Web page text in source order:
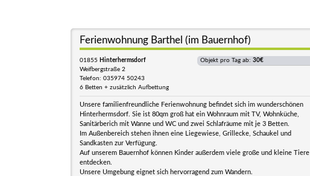
Ferienwohnung Barthel (im Bauernhof)
01855 Hinterhermsdorf
Weifbergstraße 2
Telefon: 035974 50243
6 Betten + zusätzlich Aufbettung
Objekt pro Tag ab: 30€
Unsere familienfreundliche Ferienwohnung befindet sich im wunderschönen
Hinterhermsdorf. Sie ist 80qm groß hat ein Wohnraum mit TV, Wohnküche,
Sanitärberich mit Wanne und WC und zwei Schlafräume mit je 3 Betten.
Im Außenbereich stehen ihnen eine Liegewiese, Grillecke, Schaukel und
Sandkasten zur Verfügung.
Auf unserem Bauernhof können Kinder außerdem viele große und kleine Tiere
entdecken.
Unsere Umgebung eignet sich hervorragend zum Wandern.